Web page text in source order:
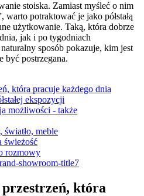
stoiska. Zamiast myśleć o nim
potraktować je jako półstałą
użytkowanie. Taką, która dobrze
jak i po tygodniach
sposób pokazuje, kim jest
być postrzegana.
która pracuje każdego dnia
ekspozycji
możliwości - także
światło, meble
świeżość
rozmowy
showroom-title7
która